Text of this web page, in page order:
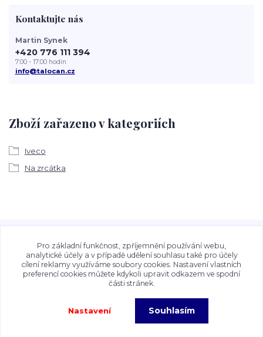
Zboží zařazeno v kategoriích
Iveco
Na zrcátka
Kontaktujte nás
Martin Synek
+420 776 111 394
7:00 - 17:00 hodin
info@talocan.cz
obsah zveřejněný na stránkách Talocan.cz a
CeskeSamolepky.cz jsou chráněny autorským právem. Jejich
použití bez předchozího písemného souhlasu provozovatele
je zakázáno.
Pro základní funkčnost, zpříjemnění používání webu,
analytické účely a v případě udělení souhlasu také pro účely
cílení reklamy využíváme soubory cookies. Nastavení vlastních
preferencí cookies můžete kdykoli upravit odkazem ve spodní
části stránek.
Nastavení Souhlasím